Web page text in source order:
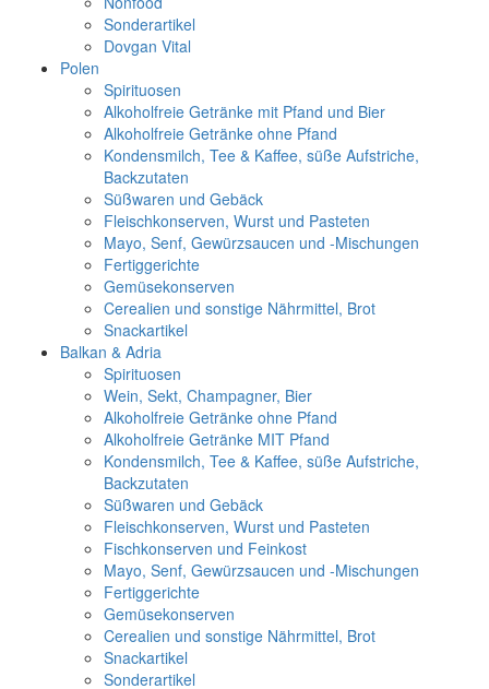
Sonderartikel
Dovgan Vital
Polen
Spirituosen
Alkoholfreie Getränke mit Pfand und Bier
Alkoholfreie Getränke ohne Pfand
Kondensmilch, Tee & Kaffee, süße Aufstriche,
Backzutaten
Süßwaren und Gebäck
Fleischkonserven, Wurst und Pasteten
Mayo, Senf, Gewürzsaucen und -Mischungen
Fertiggerichte
Gemüsekonserven
Cerealien und sonstige Nährmittel, Brot
Snackartikel
Balkan & Adria
Spirituosen
Wein, Sekt, Champagner, Bier
Alkoholfreie Getränke ohne Pfand
Alkoholfreie Getränke MIT Pfand
Kondensmilch, Tee & Kaffee, süße Aufstriche,
Backzutaten
Süßwaren und Gebäck
Fleischkonserven, Wurst und Pasteten
Fischkonserven und Feinkost
Mayo, Senf, Gewürzsaucen und -Mischungen
Fertiggerichte
Gemüsekonserven
Cerealien und sonstige Nährmittel, Brot
Snackartikel
Sonderartikel